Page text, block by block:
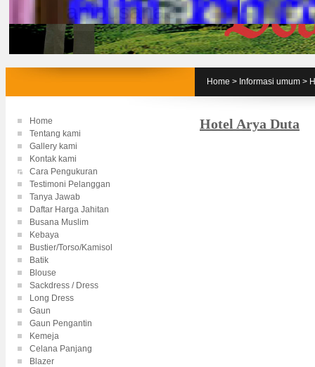
Home > Informasi umum >
Home
Tentang kami
Gallery kami
Kontak kami
Cara Pengukuran
Testimoni Pelanggan
Tanya Jawab
Daftar Harga Jahitan
Busana Muslim
Kebaya
Bustier/Torso/Kamisol
Batik
Blouse
Sackdress / Dress
Long Dress
Gaun
Gaun Pengantin
Kemeja
Celana Panjang
Blazer
Hotel Arya Duta